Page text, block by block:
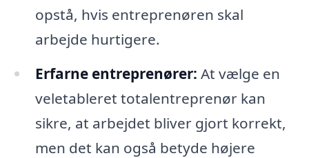
opstå, hvis entreprenøren skal
arbejde hurtigere.
Erfarne entreprenører: At vælge en
veletableret totalentreprenør kan
sikre, at arbejdet bliver gjort korrekt,
men det kan også betyde højere